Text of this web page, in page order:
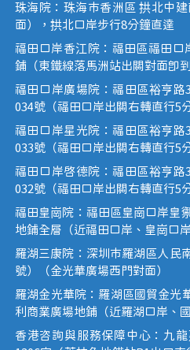
珠海院：珠海市香洲區 拱北中
面），拱北口岸步行8分鐘直達
福田口岸香江院：福田區福田口
鋪（東鐵線落馬洲站出關對面即到
福田口岸廣場院：福田區裕亨
034號（福田口岸出關右轉直行5
福田口岸星光院：福田區裕亨
033號（福田口岸出關右轉直行5
福田口岸啟德院：福田區裕亨
032號（福田口岸出關右轉直行5
福田皇崗院：福田區皇崗口岸皇
地鋪全層（近福田口岸、皇崗口
羅湖三康院：深圳市羅湖區人民
號）（金光華廣場西門對面）
羅湖金光華院：羅湖區國貿金光
利商業廣場地鋪（近羅湖口岸、
香港咨詢與服務保障中心：九